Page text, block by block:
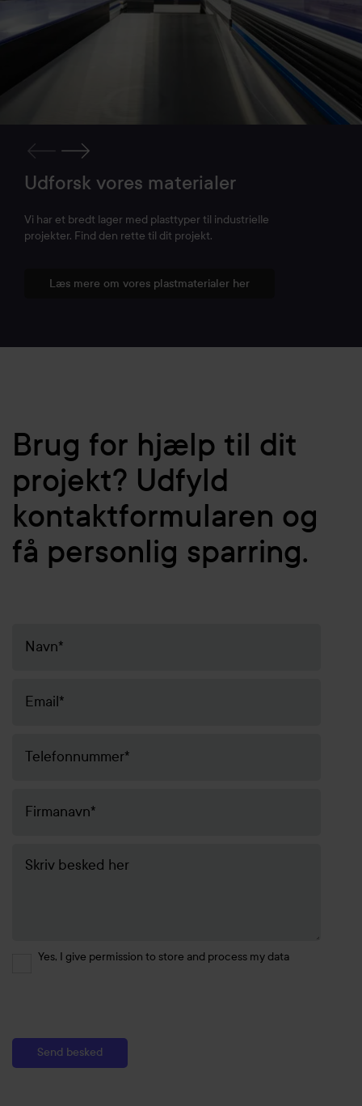
Udforsk vores materialer
Vi har et bredt lager med plasttyper til industrielle
projekter. Find den rette til dit projekt.
Læs mere om vores plastmaterialer her
Brug for hjælp til dit
projekt? Udfyld
kontaktformularen og
få personlig sparring.
Yes, I give permission to store and process my data